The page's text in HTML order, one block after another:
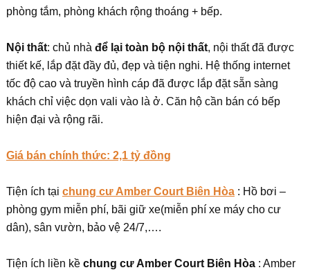
phòng tắm, phòng khách rộng thoáng + bếp.
Nội thất: chủ nhà để lại toàn bộ nội thất, nội thất đã được
thiết kế, lắp đặt đầy đủ, đẹp và tiện nghi. Hệ thống internet
tốc độ cao và truyền hình cáp đã được lắp đặt sẵn sàng
khách chỉ việc dọn vali vào là ở. Căn hộ cần bán có bếp
hiện đại và rộng rãi.
Giá bán chính thức: 2,1 tỷ đồng
Tiện ích tại chung cư Amber Court Biên Hòa: Hồ bơi –
phòng gym miễn phí, bãi giữ xe(miễn phí xe máy cho cư
dân), sân vườn, bảo vệ 24/7,….
Tiện ích liền kề chung cư Amber Court Biên Hòa: Amber